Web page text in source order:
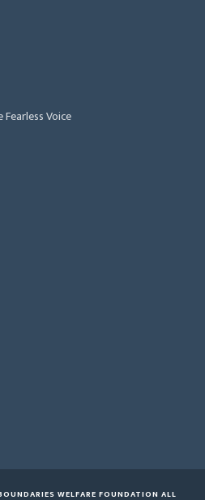
Fearless Voice
WELFARE FOUNDATION ALL